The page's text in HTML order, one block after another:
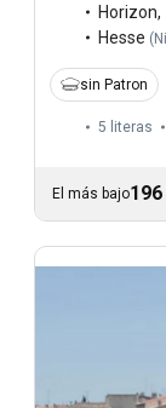
Horizon,
Hesse (
sin Patron
5 literas
El más bajo